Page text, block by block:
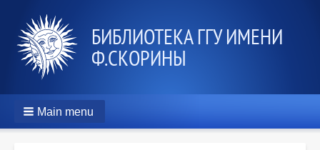
БИБЛИОТЕКА ГГУ ИМЕНИ
Ф.СКОРИНЫ
Main menu